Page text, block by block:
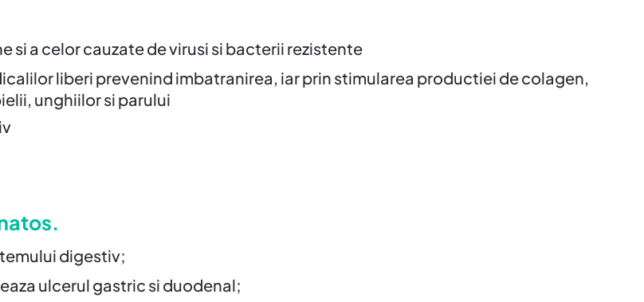
a celor cauzate de virusi si bacterii rezistente
liberi prevenind imbatranirea, iar prin stimularea productiei de colagen,
unghiilor si parului
digestiv;
ulcerul gastric si duodenal;